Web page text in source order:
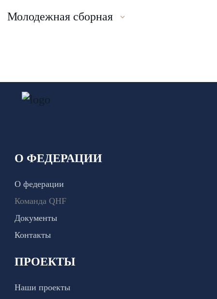
Молодежная сборная
О ФЕДЕРАЦИИ
О федерации
Команда QHF
Документы
Контакты
ПРОЕКТЫ
Наши проекты